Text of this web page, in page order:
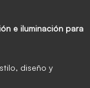
e iluminación para
diseño y